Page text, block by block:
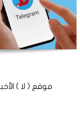
موقع ( لا ) الأخباري المستقل ©